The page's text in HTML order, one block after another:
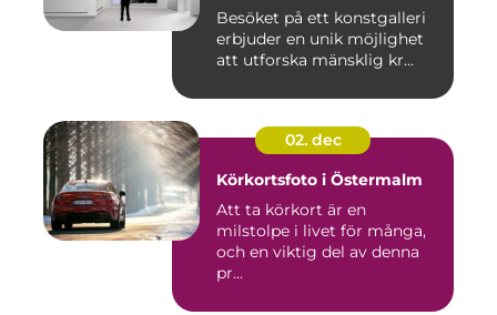
Besöket på ett konstgalleri
erbjuder en unik möjlighet
att utforska mänsklig kr...
02. dec
Körkortsfoto i Östermalm
Att ta körkort är en
milstolpe i livet för många,
och en viktig del av denna
pr...